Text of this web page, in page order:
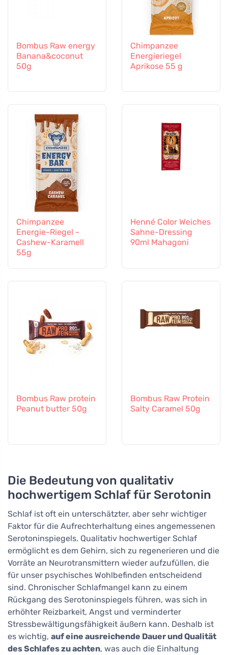
Bombus Raw energy
Banana&coconut
50g
Chimpanzee
Energieriegel
Aprikose 55 g
Chimpanzee
Energie-Riegel -
Cashew-Karamell
55g
Henné Color Weiches
Sahne-Dressing
90ml Mahagoni
Bombus Raw protein
Peanut butter 50g
Bombus Raw Protein
Salty Caramel 50g
Die Bedeutung von qualitativ
hochwertigem Schlaf für Serotonin
Schlaf ist oft ein unterschätzter, aber sehr wichtiger
Faktor für die Aufrechterhaltung eines angemessenen
Serotoninspiegels. Qualitativ hochwertiger Schlaf
ermöglicht es dem Gehirn, sich zu regenerieren und die
Vorräte an Neurotransmittern wieder aufzufüllen, die
für unser psychisches Wohlbefinden entscheidend
sind. Chronischer Schlafmangel kann zu einem
Rückgang des Serotoninspiegels führen, was sich in
erhöhter Reizbarkeit, Angst und verminderter
Stressbewältigungsfähigkeit äußern kann. Deshalb ist
es wichtig, auf eine ausreichende Dauer und Qualität
des Schlafes zu achten, was auch die Einhaltung